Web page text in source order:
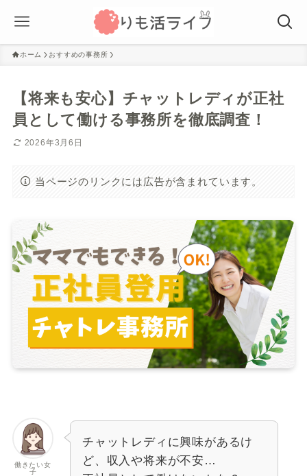
ホーム おすすめの事務所
【将来も安心】チャットレディが正社
員として働ける事務所を徹底調査！
2026年3月6日
当ページのリンクには広告が含まれています。
働きたい女
子
チャットレディに興味があるけ
ど、収入や将来が不安…